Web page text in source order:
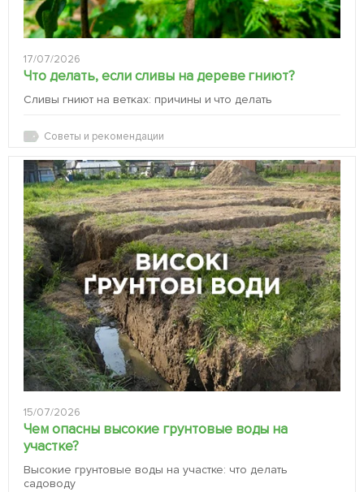
17/07/2026
Что делать, если сливы на дереве гниют?
Сливы гниют на ветках: причины и что делать
Советы и рекомендации
15/07/2026
Чем опасны высокие грунтовые воды на
участке?
Высокие грунтовые воды на участке: что делать
садоводу